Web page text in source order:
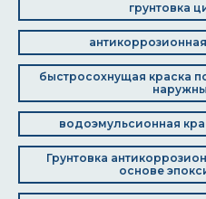
грунтовка
быстросохнущая краска
водоэмульсионная
Грунтовка
основе